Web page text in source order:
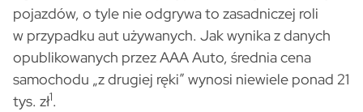
pojazdów, o tyle nie odgrywa to zasadniczej roli
w przypadku aut używanych. Jak wynika z danych
opublikowanych przez AAA Auto, średnia cena
samochodu „z drugiej ręki” wynosi niewiele ponad 21
tys. zł1.